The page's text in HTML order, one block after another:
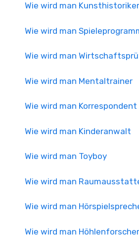
Wie wird man Kunsthistoriker
Wie wird man
Wie wird man
Wie wird man Mentaltrainer
Wie wird man Korrespondent
Wie wird man Kinderanwalt
Wie wird man Toyboy
Wie wird man
Wie wird man
Wie wird man Höhlenforscher